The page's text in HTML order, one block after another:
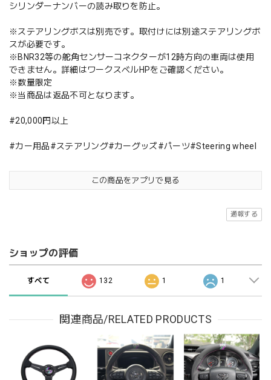
シリンダーナンバーの読み取りを防止。
※ステアリングボスは別売です。取付けには別途ステアリングボ
スが必要です。
※BNR32等の舵角センサーコネクターが12時方向の車両は使用
できません。詳細はワークスベルHPをご確認ください。
※数量限定
※当商品は返品不可となります。
#20,000円以上
#カー用品#ステアリング#カーグッズ#パーツ#Steering wheel
この商品をアプリで見る
通報する
ショップの評価
すべて 132 1 1
関連商品/RELATED PRODUCTS